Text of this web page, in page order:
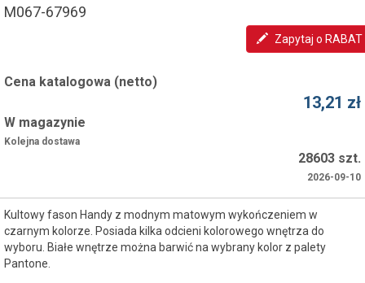
M067-67969
Zapytaj o RABAT
Cena katalogowa (netto)
13,21 zł
W magazynie
Kolejna dostawa
28603 szt.
2026-09-10
Kultowy fason Handy z modnym matowym wykończeniem w
czarnym kolorze. Posiada kilka odcieni kolorowego wnętrza do
wyboru. Białe wnętrze można barwić na wybrany kolor z palety
Pantone.